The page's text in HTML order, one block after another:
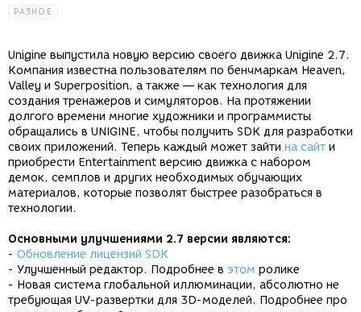
РАЗНОЕ
Unigine выпустила новую версию своего движка Unigine 2.7.
Компания известна пользователям по бенчмаркам Heaven,
Valley и Superposition, а также — как технология для
создания тренажеров и симуляторов. На протяжении
долгого времени многие художники и программисты
обращались в UNIGINE, чтобы получить SDK для разработки
своих приложений. Теперь каждый может зайти на сайт и
приобрести Entertainment версию движка с набором
демок, семплов и других необходимых обучающих
материалов, которые позволят быстрее разобраться в
технологии.
Основными улучшениями 2.7 версии являются:
- Обновление лицензий SDK
- Улучшенный редактор. Подробнее в этом ролике
- Новая система глобальной иллюминации, абсолютно не
требующая UV-развертки для 3D-моделей. Подробнее про